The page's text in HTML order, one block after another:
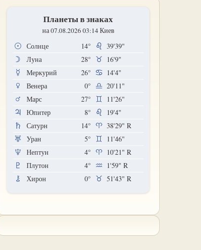
Планеты в знаках
на 07.08.2026 03:14 Киев
Солнце 14°
39'39"
Луна
28°
16'9"
Меркурий
26°
14'4"
Венера
0°
20'11"
Марс
27°
11'26"
Юпитер
8°
19'4"
Сатурн
14° 38'29" R
Уран
5°
11'46"
Нептун
4° 10'21" R
Плутон
4° 1'59" R
Хирон
0° 51'43" R